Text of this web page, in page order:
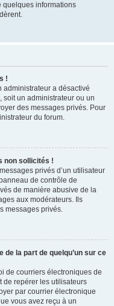
quelques informations
!
administrateur a désactivé
soit un administrateur ou un
des messages privés. Pour
du forum.
non sollicités !
privés d’un utilisateur
de contrôle de
de manière abusive de la
aux modérateurs. Ils
messages privés.
la part de quelqu’un sur ce
de courriers électroniques de
de repérer les utilisateurs
par courrier électronique
vous avez reçu à un